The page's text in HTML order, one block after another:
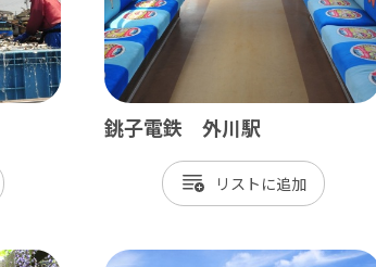
銚子電鉄 外川駅
リスト